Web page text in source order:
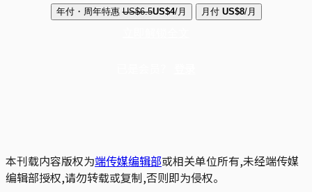
年付・周年特惠 US$6.5US$4/月 月付 US$8/月
本刊载内容版权为端传媒编辑部或相关单位所有,未经端传媒
编辑部授权,请勿转载或复制,否则即为侵权。